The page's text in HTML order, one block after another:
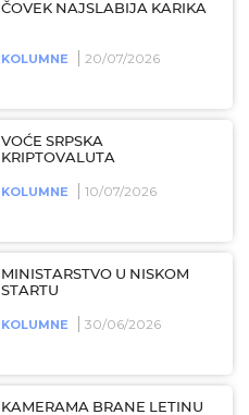
ČOVEK NAJSLABIJA KARIKA
KOLUMNE 20/07/2026
VOĆE SRPSKA
KRIPTOVALUTA
KOLUMNE 10/07/2026
MINISTARSTVO U NISKOM
STARTU
KOLUMNE 30/06/2026
KAMERAMA BRANE LETINU